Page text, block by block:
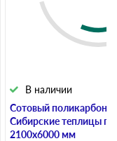
Сотовый
Сибирские теплицы
2100х6000 мм
В наличии